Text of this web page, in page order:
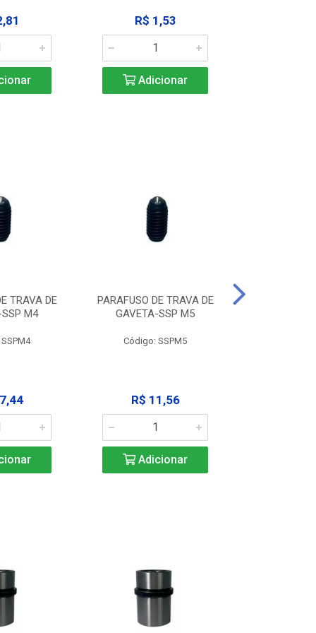
R$ 1,53
Adicionar
TRAVA DE
M4
PARAFUSO DE TRAVA DE
GAVETA-SSP M5
Código: SSPM5
R$ 11,56
Adicionar